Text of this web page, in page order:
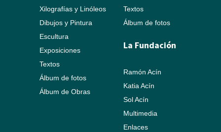
Xilografías y Linóleos
Dibujos y Pintura
Escultura
Exposiciones
Textos
Álbum de fotos
Álbum de Obras
Textos
Álbum de fotos
La Fundación
Ramón Acín
Katia Acín
Sol Acín
Multimedia
Enlaces